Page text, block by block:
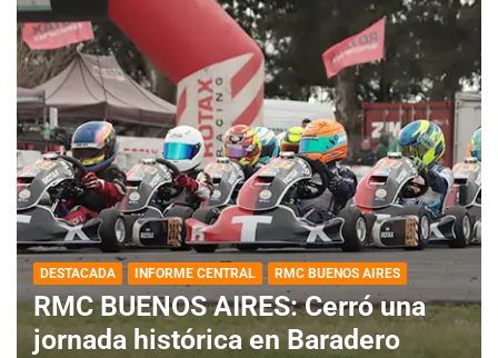
DESTACADA INFORME CENTRAL RMC BUENOS AIRES
RMC BUENOS AIRES: Cerró una
jornada histórica en Baradero